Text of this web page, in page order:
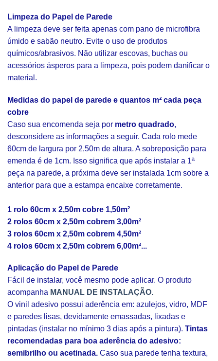
Limpeza do Papel de Parede
A limpeza deve ser feita apenas com pano de microfibra
úmido e sabão neutro. Evite o uso de produtos
químicos/abrasivos. Não utilizar escovas, buchas ou
acessórios ásperos para a limpeza, pois podem danificar o
material.
Medidas do papel de parede e quantos m² cada peça
cobre
Caso sua encomenda seja por metro quadrado,
desconsidere as informações a seguir. Cada rolo mede
60cm de largura por 2,50m de altura. A sobreposição para
emenda é de 1cm. Isso significa que após instalar a 1ª
peça na parede, a próxima deve ser instalada 1cm sobre a
anterior para que a estampa encaixe corretamente.
1 rolo 60cm x 2,50m cobre 1,50m²
2 rolos 60cm x 2,50m cobrem 3,00m²
3 rolos 60cm x 2,50m cobrem 4,50m²
4 rolos 60cm x 2,50m cobrem 6,00m²...
Aplicação do Papel de Parede
Fácil de instalar, você mesmo pode aplicar. O produto
acompanha MANUAL DE INSTALAÇÃO.
O vinil adesivo possui aderência em: azulejos, vidro, MDF
e paredes lisas, devidamente emassadas, lixadas e
pintadas (instalar no mínimo 3 dias após a pintura). Tintas
recomendadas para boa aderência do adesivo:
semibrilho ou acetinada. Caso sua parede tenha textura,